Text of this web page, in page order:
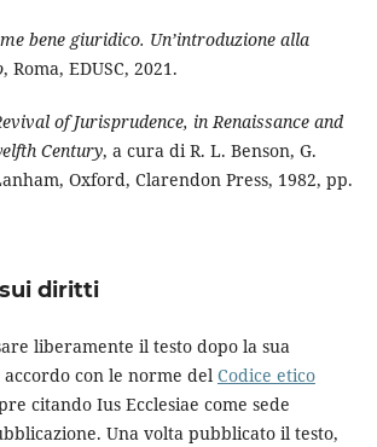
bene giuridico. Un’introduzione alla
, Roma, EDUSC, 2021.
of Jurisprudence, in Renaissance and
Century, a cura di R. L. Benson, G.
Oxford, Clarendon Press, 1982, pp.
diritti
liberamente il testo dopo la sua
con le norme del Codice etico
citando Ius Ecclesiae come sede
Una volta pubblicato il testo,